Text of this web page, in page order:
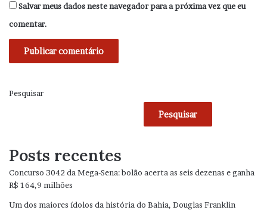
Salvar meus dados neste navegador para a próxima vez que eu
comentar.
Pesquisar
Pesquisar
Posts recentes
Concurso 3042 da Mega-Sena: bolão acerta as seis dezenas e ganha
R$ 164,9 milhões
Um dos maiores ídolos da história do Bahia, Douglas Franklin